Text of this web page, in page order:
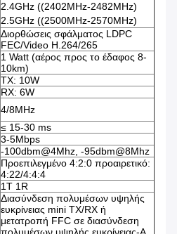
2.4GHz ((2402MHz-2482MHz)
2.5GHz ((2500MHz-2570MHz)
Διορθώσεις σφάλματος LDPC
FEC/Video H.264/265
1 Watt (αέρος προς το έδαφος 8-
10km)
TX: 10W
RX: 6W
4/8MHz
≤ 15-30 ms
3-5Mbps
-100dbm@4Mhz, -95dbm@8Mhz
Προεπιλεγμένο 4:2:0 προαιρετικό:
4:22/4:4:4
1Τ 1R
Διασύνδεση πολυμέσων υψηλής
ευκρίνειας mini TX/RX ή
μετατροπή FFC σε διασύνδεση